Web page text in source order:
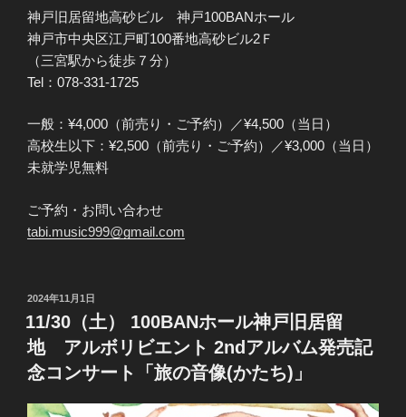
神戸旧居留地高砂ビル 神戸100BANホール
神戸市中央区江戸町100番地高砂ビル2Ｆ
（三宮駅から徒歩７分）
Tel：078-331-1725
一般：¥4,000（前売り・ご予約）／¥4,500（当日）
高校生以下：¥2,500（前売り・ご予約）／¥3,000（当日）
未就学児無料
ご予約・お問い合わせ
tabi.music999@gmail.com
投
稿
日:
2024年11月1日
11/30（土） 100BANホール神戸旧居留
地 アルボリビエント 2ndアルバム発売記
念コンサート「旅の音像(かたち)」